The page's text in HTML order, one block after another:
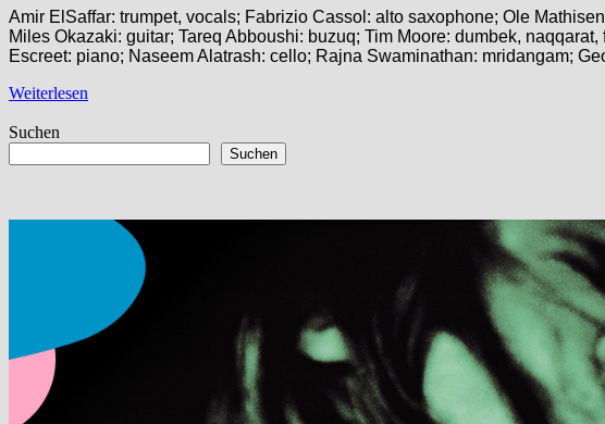
Amir ElSaffar: trumpet, vocals; Fabrizio Cassol: alto saxophone; Ole
Miles Okazaki: guitar; Tareq Abboushi: buzuq; Tim Moore: dumbek,
Escreet: piano; Naseem Alatrash: cello; Rajna Swaminathan: mridangam;
Weiterlesen
Suchen
Suchen